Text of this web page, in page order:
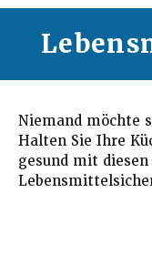
Niemand möchte
Halten Sie Ihre
gesund mit